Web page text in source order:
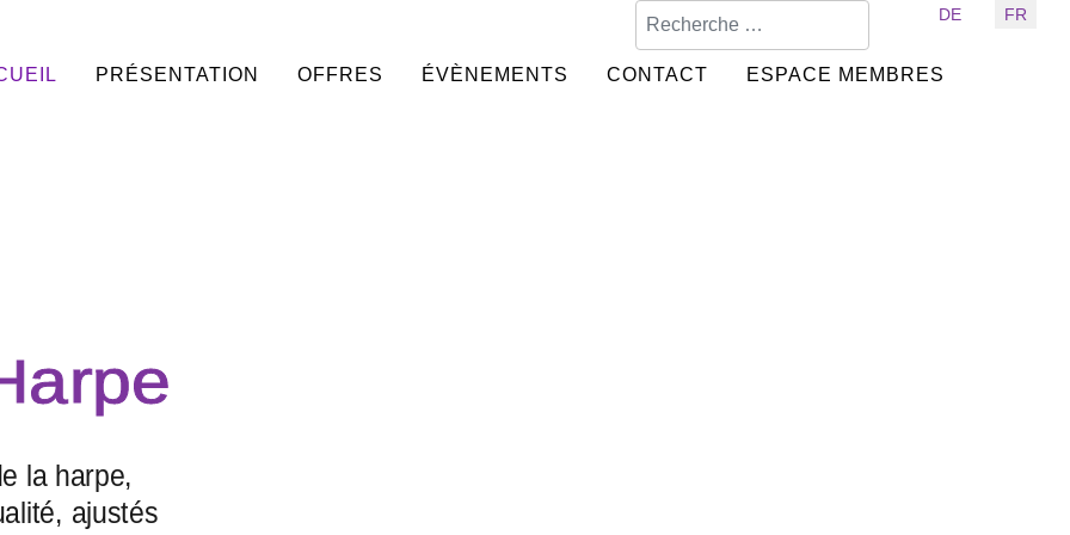
Sélectionnez votre langue
DE FR
PRÉSENTATION OFFRES ÉVÈNEMENTS CONTACT ESPACE MEMBRES